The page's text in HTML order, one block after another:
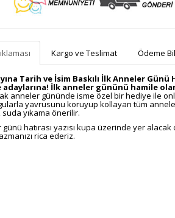
Kargo ve Teslimat Ödeme
Tarih ve İsim Baskılı İlk Anneler
adaylarına! İlk anneler gününü hamile
anneler gününde isme özel bir hediye ile
yavrusunu koruyup kollayan tüm
suda yıkama önerilir.
hatırası yazısı kupa üzerinde yer
rica ederiz.